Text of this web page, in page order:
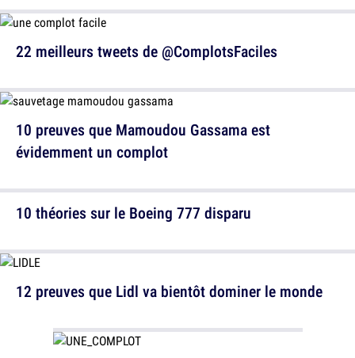
10 preuves que Mamoudou Gassama est
évidemment un complot
12 preuves que Lidl va bientôt dominer le monde
22 meilleurs tweets de @ComplotsFaciles
10 théories sur le Boeing 777 disparu